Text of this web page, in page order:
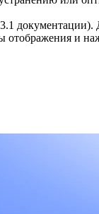
отображения и